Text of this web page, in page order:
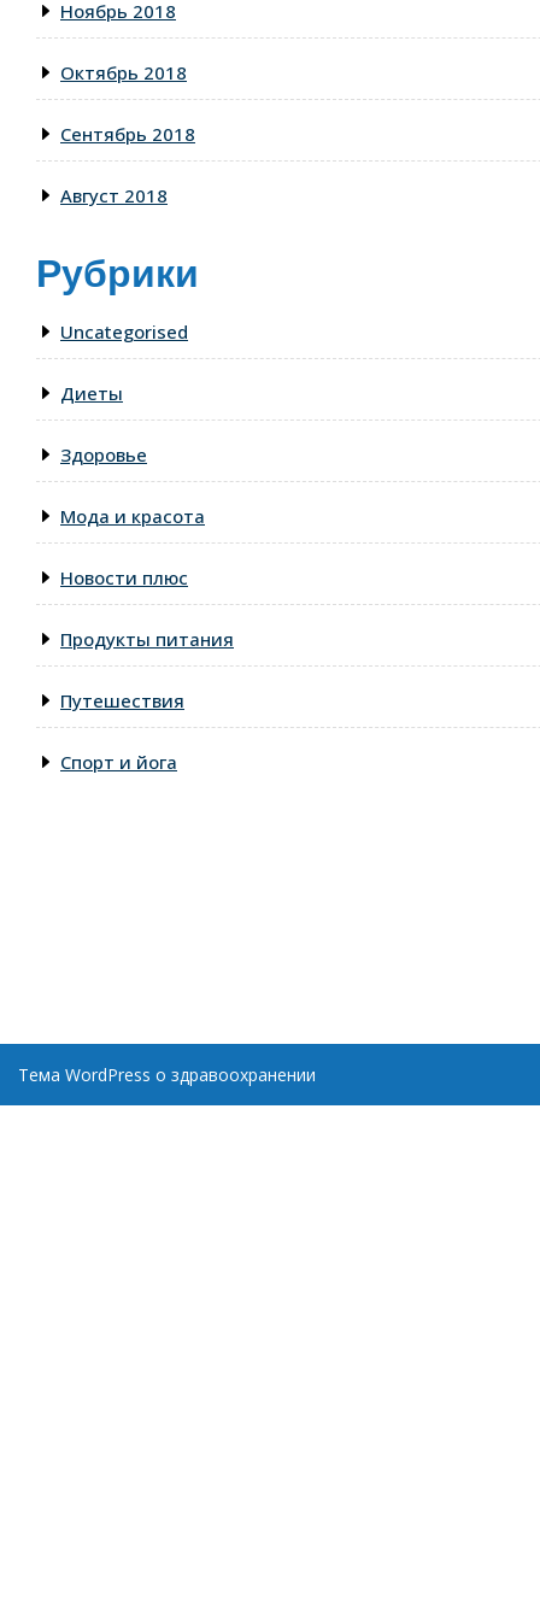
Ноябрь 2018
Октябрь 2018
Сентябрь 2018
Август 2018
Рубрики
Uncategorised
Диеты
Здоровье
Мода и красота
Новости плюс
Продукты питания
Путешествия
Спорт и йога
Тема WordPress о здравоохранении